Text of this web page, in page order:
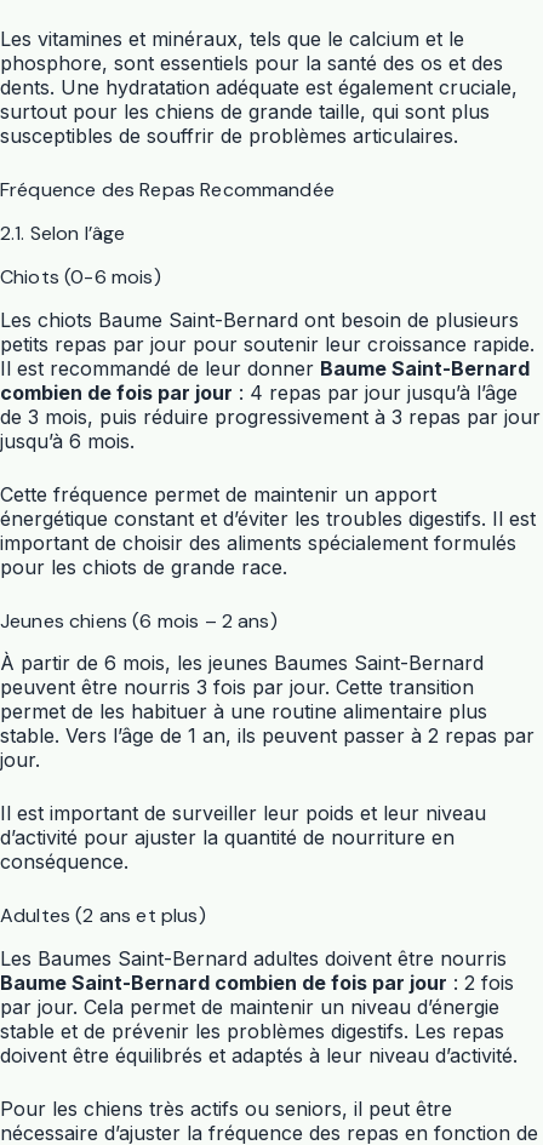
Les vitamines et minéraux, tels que le calcium et le
phosphore, sont essentiels pour la santé des os et des
dents. Une hydratation adéquate est également cruciale,
surtout pour les chiens de grande taille, qui sont plus
susceptibles de souffrir de problèmes articulaires.
Fréquence des Repas Recommandée
2.1. Selon l’âge
Chiots (0-6 mois)
Les chiots Baume Saint-Bernard ont besoin de plusieurs
petits repas par jour pour soutenir leur croissance rapide.
Il est recommandé de leur donner Baume Saint-Bernard
combien de fois par jour : 4 repas par jour jusqu’à l’âge
de 3 mois, puis réduire progressivement à 3 repas par jour
jusqu’à 6 mois.
Cette fréquence permet de maintenir un apport
énergétique constant et d’éviter les troubles digestifs. Il est
important de choisir des aliments spécialement formulés
pour les chiots de grande race.
Jeunes chiens (6 mois – 2 ans)
À partir de 6 mois, les jeunes Baumes Saint-Bernard
peuvent être nourris 3 fois par jour. Cette transition
permet de les habituer à une routine alimentaire plus
stable. Vers l’âge de 1 an, ils peuvent passer à 2 repas par
jour.
Il est important de surveiller leur poids et leur niveau
d’activité pour ajuster la quantité de nourriture en
conséquence.
Adultes (2 ans et plus)
Les Baumes Saint-Bernard adultes doivent être nourris
Baume Saint-Bernard combien de fois par jour : 2 fois
par jour. Cela permet de maintenir un niveau d’énergie
stable et de prévenir les problèmes digestifs. Les repas
doivent être équilibrés et adaptés à leur niveau d’activité.
Pour les chiens très actifs ou seniors, il peut être
nécessaire d’ajuster la fréquence des repas en fonction de